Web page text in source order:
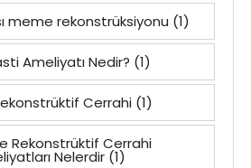
meme rekonstrüksiyonu (1)
Ameliyatı Nedir? (1)
Cerrahi(1)
Rekonstrüktif Cerrahi
Nelerdir (1)